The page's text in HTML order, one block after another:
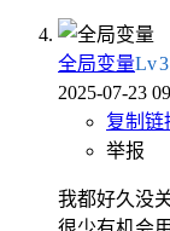
全局变量Lv3
2025-07-23
复制链
举报
我都好久没